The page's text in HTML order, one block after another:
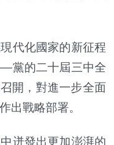
代化國家的新征程
黨的二十屆三中全
開，對進一步全面
出戰略部署。
迸發出更加澎湃的